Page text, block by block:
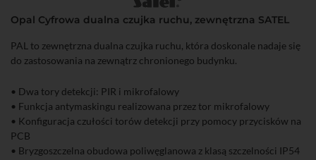
Opal Cyfrowa dualna czujka ruchu, zewnętrzna SATEL
PAL to zewnętrzna dualna czujka ruchu, która doskonale nadaje się
do zastosowania na zewnątrz chronionego budynku.
• Dwa tory detekcji: PIR i mikrofalowy
• Funkcja antymaskingu realizowana przez tor mikrofalowy
• Konfiguracja czułości torów detekcji przy pomocy przycisków na
PCB
• Bryzgoszczelna obudowa poliwęglanowa z klasą szczelności IP54